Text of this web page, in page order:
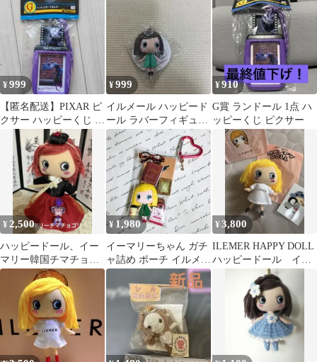
ット
¥999
【匿名配送】PIXAR ピ
クサー ハッピーくじ ラ
ンドール カードホルダ
¥999
イルメール ハッピード
ール ラバーフィギュア
BC
¥910
G賞 ランドール 1点 ハ
ッピーくじ ピクサー
¥ 2,500
ハッピードール、イー
マリー韓国チマチョゴ
リ
¥1,980
イーマリーちゃん ガチ
ャ詰め ポーチ イルメー
ル ハッピードール
¥3,800
ILEMER HAPPY DOLL
ハッピードール イー
マリー シークレット